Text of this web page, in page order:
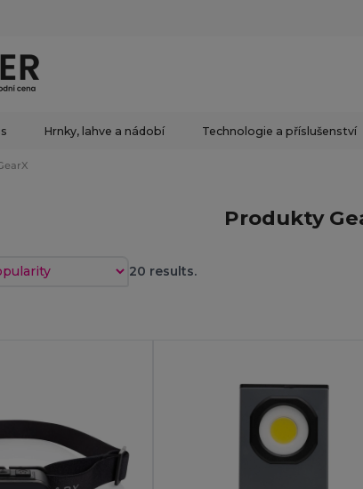
Hrnky, lahve a nádobí Technologie a příslušenství
Produkty
20 results.